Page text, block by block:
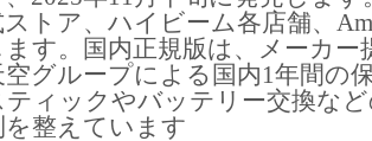
トア、ハイビーム各店舗、
ます。国内正規版は、メーカ
空グループによる国内1年間の
ティックやバッテリー交換な
を整えています